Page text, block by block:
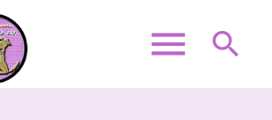
menu search